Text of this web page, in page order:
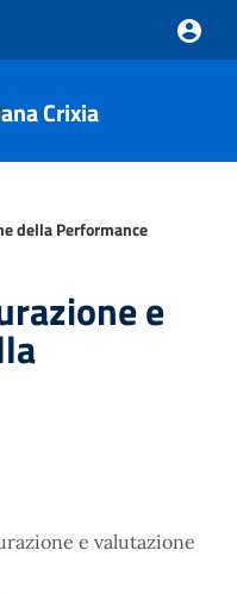
Crixia
della Performance
e
e valutazione